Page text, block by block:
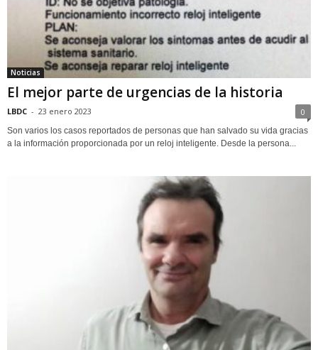
Noticias
El mejor parte de urgencias de la historia
LBDC - 23 enero 2023 0
Son varios los casos reportados de personas que han salvado su vida gracias
a la información proporcionada por un reloj inteligente. Desde la persona...